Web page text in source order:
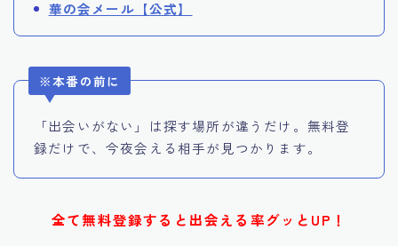
華の会メール【公式】
※本番の前に
「出会いがない」は探す場所が違うだけ。無料登
録だけで、今夜会える相手が見つかります。
全て無料登録すると出会える率グッとUP！